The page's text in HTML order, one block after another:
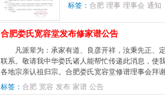
标签： 合肥 理事 理事会 通知
合肥娄氏宽容堂发布修家谱公告
凡派辈为：承家有道、良彦开祥，汝秉先正、
联系。敬请我中华娄氏诸人能帮忙传递此消息，使
各地宗亲认祖归宗。合肥娄氏宽容堂修谱理事会拜
标签： 合肥 宽容 发布 家谱 公告